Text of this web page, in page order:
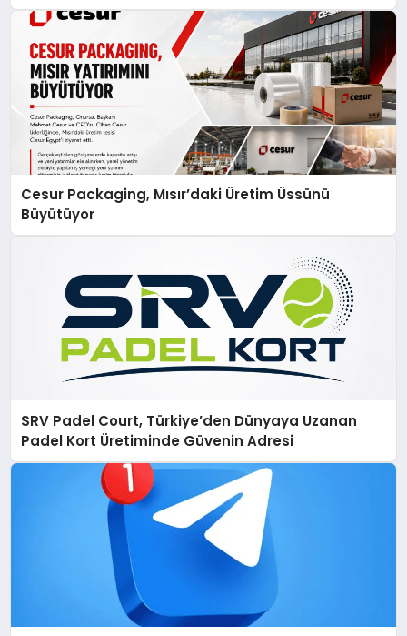
Cesur Packaging, Mısır’daki Üretim Üssünü
Büyütüyor
SRV Padel Court, Türkiye’den Dünyaya Uzanan
Padel Kort Üretiminde Güvenin Adresi